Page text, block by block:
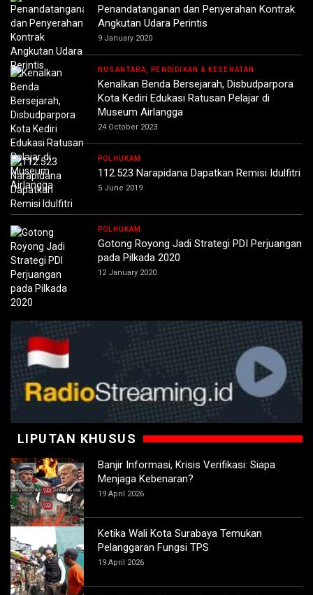
Penandatanganan dan Penyerahan Kontrak
Angkutan Udara Perintis
9 January 2020
NUSANTARA, PENDIDIKAN & KESEHATAN
Kenalkan Benda Bersejarah, Disbudparpora
Kota Kediri Edukasi Ratusan Pelajar di
Museum Airlangga
24 October 2023
POLHUKAM
112.523 Narapidana Dapatkan Remisi Idulfitri
5 June 2019
POLHUKAM
Gotong Royong Jadi Strategi PDI Perjuangan
pada Pilkada 2020
12 January 2020
LIPUTAN KHUSUS
Banjir Informasi, Krisis Verifikasi: Siapa
Menjaga Kebenaran?
19 April 2026
Ketika Wali Kota Surabaya Temukan
Pelanggaran Fungsi TPS
19 April 2026